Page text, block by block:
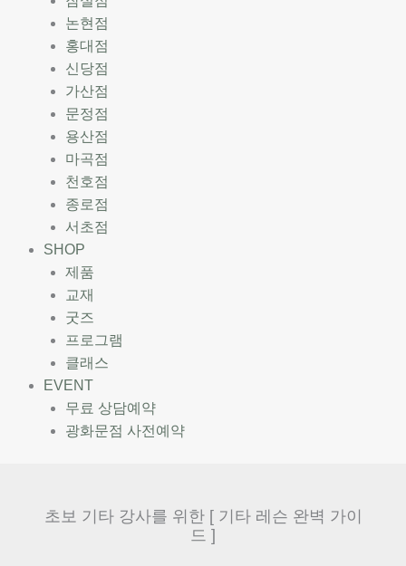
논현점
홍대점
신당점
가산점
문정점
용산점
마곡점
천호점
종로점
서초점
SHOP
제품
교재
굿즈
프로그램
클래스
EVENT
무료 상담예약
광화문점 사전예약
초보 기타 강사를 위한 [ 기타 레슨 완벽 가이
드 ]